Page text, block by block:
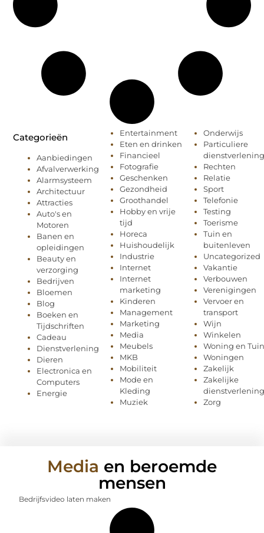
Categorieën
Aanbiedingen
Afvalverwerking
Alarmsysteem
Architectuur
Attracties
Auto's en
Motoren
Banen en
opleidingen
Beauty en
verzorging
Bedrijven
Bloemen
Blog
Boeken en
Tijdschriften
Cadeau
Dienstverlening
Dieren
Electronica en
Computers
Energie
Entertainment
Eten en drinken
Financieel
Fotografie
Geschenken
Gezondheid
Groothandel
Hobby en vrije
tijd
Horeca
Huishoudelijk
Industrie
Internet
Internet
marketing
Kinderen
Management
Marketing
Media
Meubels
MKB
Mobiliteit
Mode en
Kleding
Muziek
Onderwijs
Particuliere
dienstverlening
Rechten
Relatie
Sport
Telefonie
Testing
Toerisme
Tuin en
buitenleven
Uncategorized
Vakantie
Verbouwen
Verenigingen
Vervoer en
transport
Wijn
Winkelen
Woning en Tuin
Woningen
Zakelijk
Zakelijke
dienstverlening
Zorg
Media en beroemde
mensen
Bedrijfsvideo laten maken